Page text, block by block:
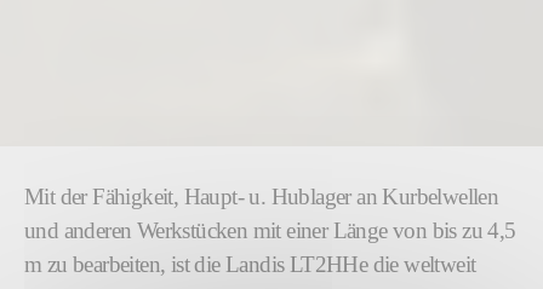
Mit der Fähigkeit, Haupt- u. Hublager an Kurbelwellen
und anderen Werkstücken mit einer Länge von bis zu 4,5
m zu bearbeiten, ist die Landis LT2HHe die weltweit